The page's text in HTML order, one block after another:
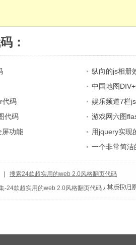
：
纵向的js相册
中国地图
代码
娱乐频道7栏
代码
游戏网六图
屏功能
用jquery实现
一个非常简
搜索24款超实用的web 2.0风格翻页代码
-24款超实用的web 2.0风格翻页代码